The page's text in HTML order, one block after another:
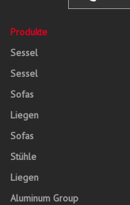
Produkte
Sessel
Sessel
Sofas
Liegen
Sofas
Stühle
Liegen
Aluminum Group